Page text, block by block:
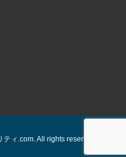
ィ.com. All rights reserved.